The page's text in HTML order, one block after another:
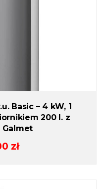
Basic – 4 kW, 1
200 l. z
Galmet
zł